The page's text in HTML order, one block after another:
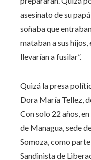
asesinato de su
soñaba que
mataban a sus
llevarían a fusilar”.
Quizá la presa
Dora María Tellez,
Con solo 22 años,
de Managua, sede
Somoza, como
Sandinista de